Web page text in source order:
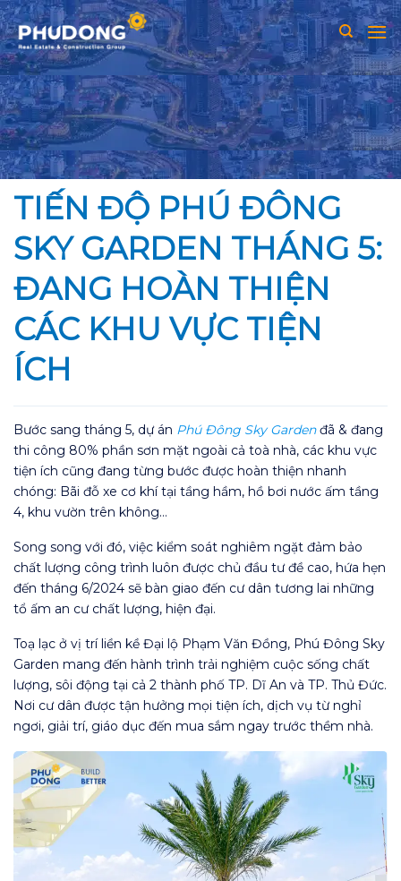
Skip
to
content
TIẾN ĐỘ PHÚ ĐÔNG
SKY GARDEN THÁNG 5:
ĐANG HOÀN THIỆN
CÁC KHU VỰC TIỆN
ÍCH
Bước sang tháng 5, dự án Phú Đông Sky Gardenđã & đang
thi công 80% phần sơn mặt ngoài cả toà nhà, các khu vực
tiện ích cũng đang từng bước được hoàn thiện nhanh
chóng: Bãi đỗ xe cơ khí tại tầng hầm, hồ bơi nước ấm tầng
4, khu vườn trên không…
Song song với đó, việc kiểm soát nghiêm ngặt đảm bảo
chất lượng công trình luôn được chủ đầu tư đề cao, hứa hẹn
đến tháng 6/2024 sẽ bàn giao đến cư dân tương lai những
tổ ấm an cư chất lượng, hiện đại.
Toạ lạc ở vị trí liền kề Đại lộ Phạm Văn Đồng, Phú Đông Sky
Garden mang đến hành trình trải nghiệm cuộc sống chất
lượng, sôi động tại cả 2 thành phố TP. Dĩ An và TP. Thủ Đức.
Nơi cư dân được tận hưởng mọi tiện ích, dịch vụ từ nghỉ
ngơi, giải trí, giáo dục đến mua sắm ngay trước thềm nhà.